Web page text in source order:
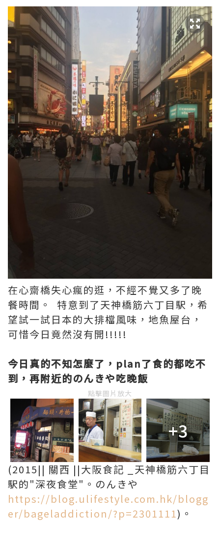
在心齋橋失心瘋的逛，不經不覺又多了晚
餐時間。 特意到了天神橋筋六丁目駅，希
望試一試日本的大排檔風味，地魚屋台，
可惜今日竟然沒有開!!!!!
今日真的不知怎麼了，plan了食的都吃不
到，再附近的のんきや吃晚飯
點擊圖片放大
+3
(2015|| 關西 ||大阪食記 _天神橋筋六丁目
駅的"深夜食堂"。のんきや
https://blog.ulifestyle.com.hk/blogg
er/bageladdiction/?p=2301111)。